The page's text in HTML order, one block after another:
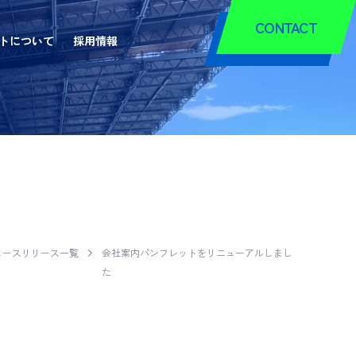
について 採用情報
CONTACT
ースリリース一覧
会社案内パンフレットをリニューアルしまし
た